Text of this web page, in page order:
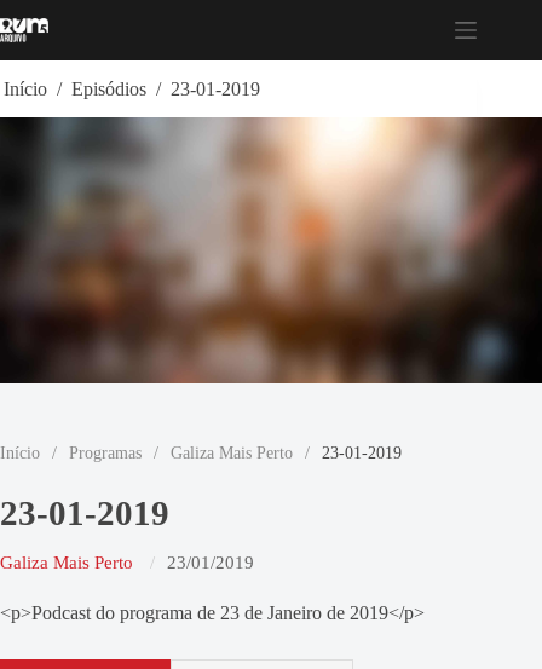
para
Início / Episódios / 23-01-2019
Início / Programas / Galiza Mais Perto / 23-01-2019
23-01-2019
Galiza Mais Perto 23/01/2019
<p>Podcast do programa de 23 de Janeiro de 2019</p>